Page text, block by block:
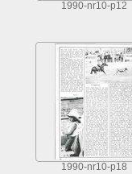
1990-nr10-p12
1990-nr10-p18